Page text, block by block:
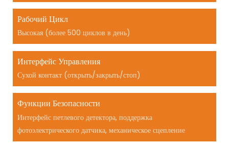
Рабочий Цикл
Высокая (более 500 циклов в день)
Интерфейс Управления
Сухой контакт (открыть/закрыть/стоп)
Функции Безопасности
Интерфейс петлевого детектора, поддержка
фотоэлектрического датчика, механическое сцепление